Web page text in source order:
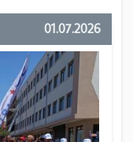
01.07.2026